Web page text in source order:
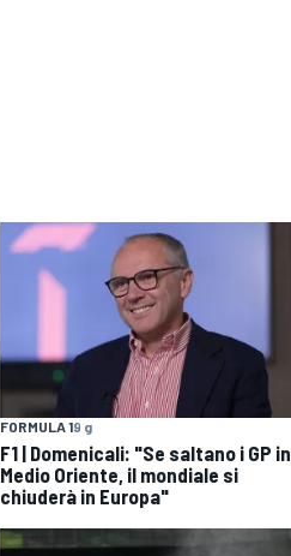
FORMULA 19 g
F1 | Domenicali: "Se saltano i GP in
Medio Oriente, il mondiale si
chiuderà in Europa"